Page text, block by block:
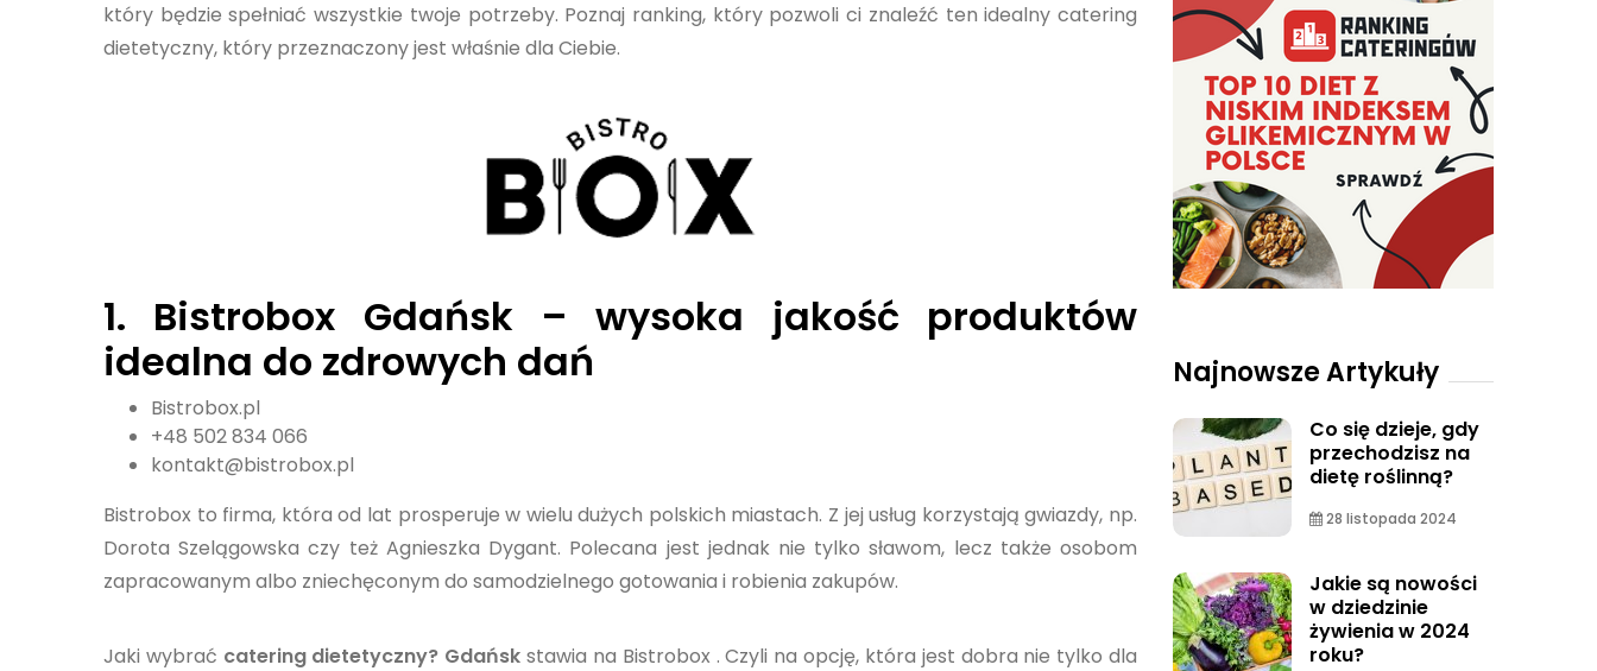
który będzie spełniać wszystkie twoje potrzeby. Poznaj ranking, który pozwoli ci znaleźć ten idealny catering
dietetyczny, który przeznaczony jest właśnie dla Ciebie.
1. Bistrobox Gdańsk – wysoka jakość produktów
idealna do zdrowych dań
Bistrobox.pl
+48 502 834 066
kontakt@bistrobox.pl
Bistrobox to firma, która od lat prosperuje w wielu dużych polskich miastach. Z jej usług korzystają gwiazdy, np.
Dorota Szelągowska czy też Agnieszka Dygant. Polecana jest jednak nie tylko sławom, lecz także osobom
zapracowanym albo zniechęconym do samodzielnego gotowania i robienia zakupów.
Jaki wybrać catering dietetyczny? Gdańsk stawia na Bistrobox . Czyli na opcję, która jest dobra nie tylko dla
Najnowsze Artykuły
Co się dzieje, gdy
przechodzisz na
dietę roślinną?
28 listopada 2024
Jakie są nowości
w dziedzinie
żywienia w 2024
roku?